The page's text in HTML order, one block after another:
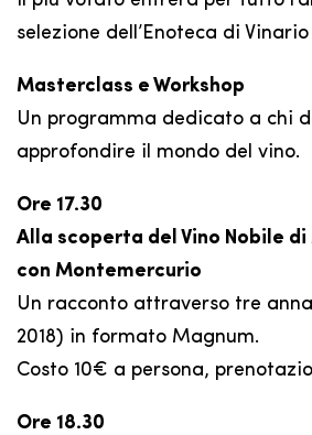
selezione dell’Enoteca di Vinario
Masterclass e Workshop
Un programma dedicato a chi
approfondire il mondo del vino.
Ore 17.30
Alla scoperta del Vino Nobile
con Montemercurio
Un racconto attraverso tre
2018) in formato Magnum.
Costo 10€ a persona,
Ore 18.30